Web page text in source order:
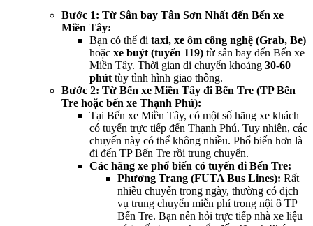
Bước 1: Từ Sân bay Tân Sơn Nhất đến Bến xe
Miền Tây:
Bạn có thể đi taxi, xe ôm công nghệ (Grab, Be)
hoặc xe buýt (tuyến 119) từ sân bay đến Bến xe
Miền Tây. Thời gian di chuyển khoảng 30-60
phút tùy tình hình giao thông.
Bước 2: Từ Bến xe Miền Tây đi Bến Tre (TP Bến
Tre hoặc bến xe Thạnh Phú):
Tại Bến xe Miền Tây, có một số hãng xe khách
có tuyến trực tiếp đến Thạnh Phú. Tuy nhiên, các
chuyến này có thể không nhiều. Phổ biến hơn là
đi đến TP Bến Tre rồi trung chuyển.
Các hãng xe phổ biến có tuyến đi Bến Tre:
Phương Trang (FUTA Bus Lines): Rất
nhiều chuyến trong ngày, thường có dịch
vụ trung chuyển miễn phí trong nội ô TP
Bến Tre. Bạn nên hỏi trực tiếp nhà xe liệu